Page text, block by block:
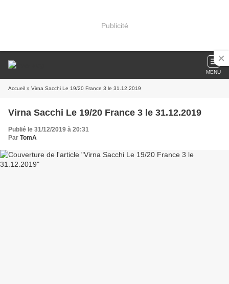
Publicité
MENU
Accueil » Virna Sacchi Le 19/20 France 3 le 31.12.2019
Virna Sacchi Le 19/20 France 3 le 31.12.2019
Publié le 31/12/2019 à 20:31
Par TomA